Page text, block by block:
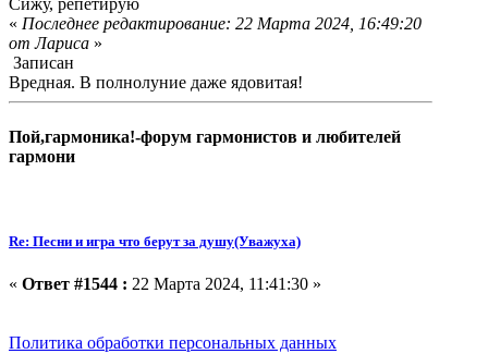
Сижу, репетирую
« Последнее редактирование: 22 Марта 2024, 16:49:20
от Лариса »
Записан
Вредная. В полнолуние даже ядовитая!
Пой,гармоника!-форум гармонистов и любителей
гармони
Re: Песни и игра что берут за душу(Уважуха)
« Ответ #1544 : 22 Марта 2024, 11:41:30 »
Политика обработки персональных данных